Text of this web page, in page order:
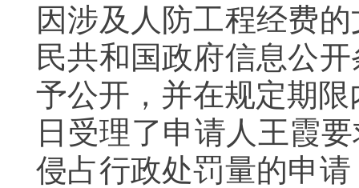
因涉及人防工程经费
民共和国政府信息公
予公开，并在规定期
日受理了申请人王霞
侵占行政处罚量的申